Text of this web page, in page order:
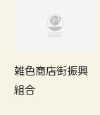
雑色商店街振興
組合